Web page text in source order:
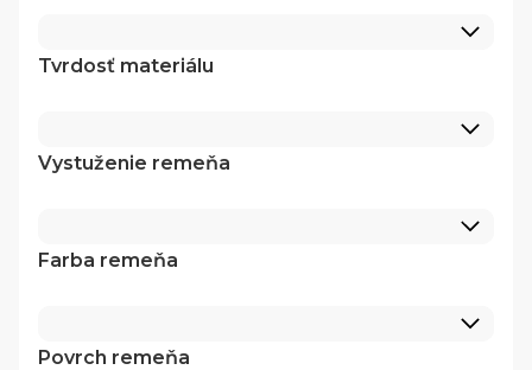
Tvrdosť materiálu
Vystuženie remeňa
Farba remeňa
Povrch remeňa